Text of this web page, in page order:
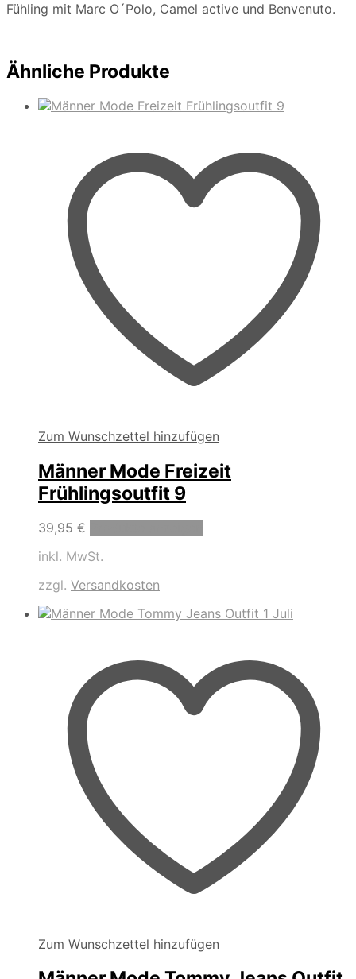
Fühling mit Marc O´Polo, Camel active und Benvenuto.
Ähnliche Produkte
Zum Wunschzettel hinzufügen
Männer Mode Freizeit
Frühlingsoutfit 9
39,95 €
inkl. MwSt.
zzgl. Versandkosten
Zum Wunschzettel hinzufügen